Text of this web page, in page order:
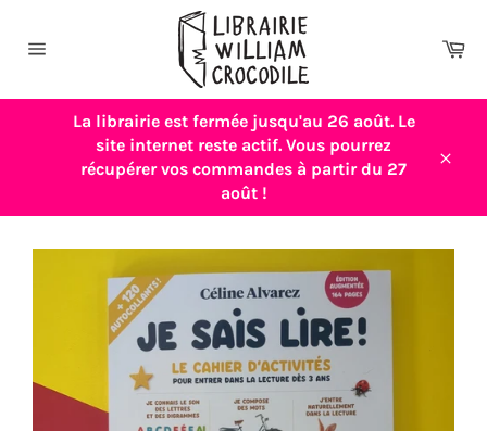
contenu
La librairie est fermée jusqu'au 26 août. Le
site internet reste actif. Vous pourrez
récupérer vos commandes à partir du 27
août !